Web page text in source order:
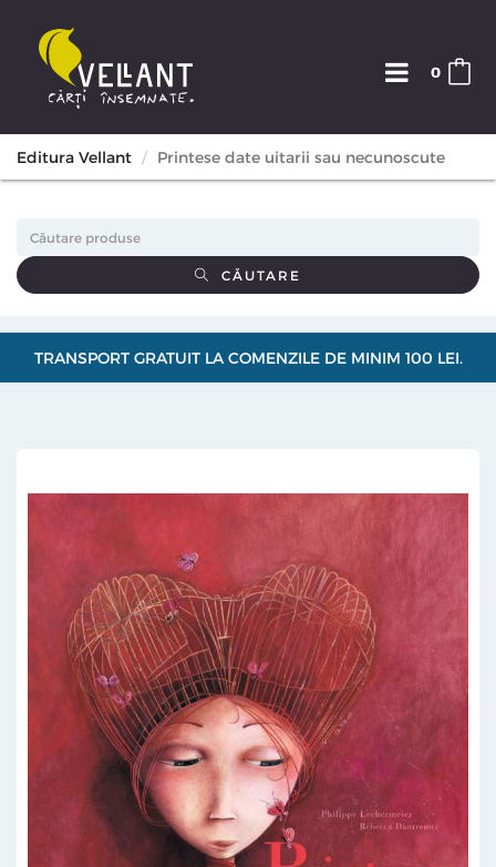
0
Editura Vellant Printese date uitarii sau necunoscute
CĂUTARE
TRANSPORT GRATUIT LA COMENZILE DE MINIM 100 LEI.